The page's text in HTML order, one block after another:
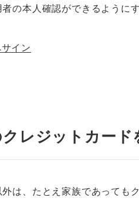
の本人確認ができるように
イン
レジットカード
外は、たとえ家族であっても